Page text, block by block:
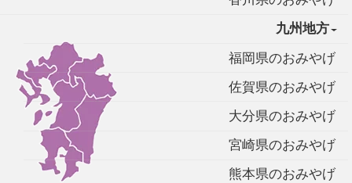
九州地方
福岡県のおみやげ
佐賀県のおみやげ
大分県のおみやげ
宮崎県のおみやげ
熊本県のおみやげ